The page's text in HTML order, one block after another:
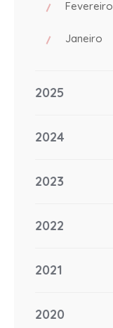
Fevereiro
Janeiro
2025
2024
2023
2022
2021
2020